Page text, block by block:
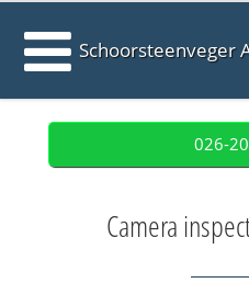
Schoorsteenveger
026-
Camera